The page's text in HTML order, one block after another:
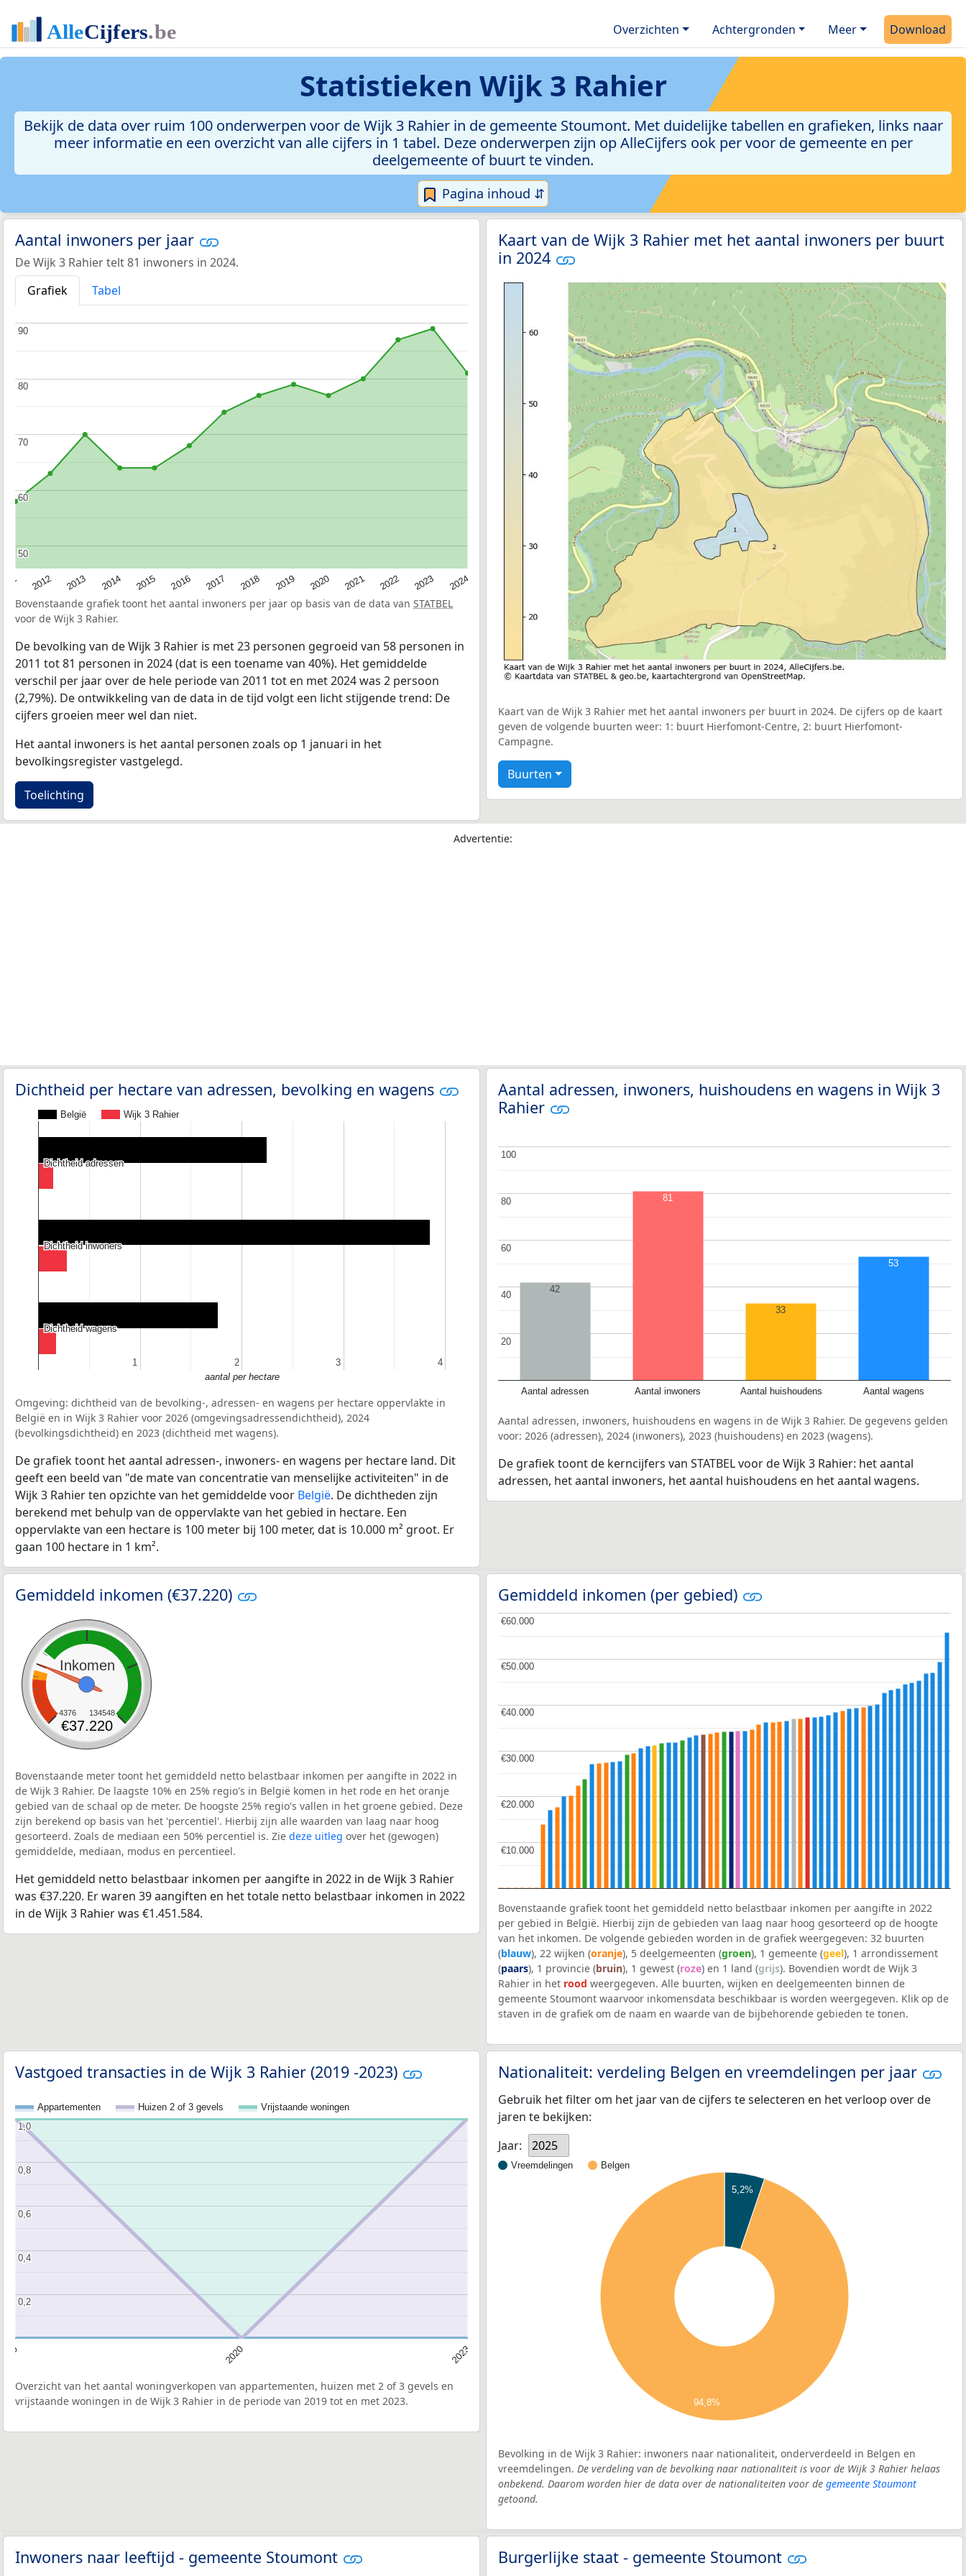
Overzichten Achtergronden Meer Download
Statistieken Wijk 3 Rahier
Bekijk de data over ruim 100 onderwerpen voor de Wijk 3 Rahier in de gemeente Stoumont. Met duidelijke tabellen en grafieken, links naar
meer informatie en een overzicht van alle cijfers in 1 tabel. Deze onderwerpen zijn op AlleCijfers ook per voor de gemeente en per
deelgemeente of buurt te vinden.
Pagina inhoud ⇵
Aantal inwoners per jaar
De Wijk 3 Rahier telt 81 inwoners in 2024.
Grafiek
Tabel
2012 2013 2014 2015 2016 2017 2018 2019 2020 2021 2022 2023 2024
50
50
60
60
70
70
80
80
90
90
Bovenstaande grafiek toont het aantal inwoners per jaar op basis van de data van STATBEL
voor de Wijk 3 Rahier.
De bevolking van de Wijk 3 Rahier is met 23 personen gegroeid van 58 personen in
2011 tot 81 personen in 2024 (dat is een toename van 40%). Het gemiddelde
verschil per jaar over de hele periode van 2011 tot en met 2024 was 2 persoon
(2,79%). De ontwikkeling van de data in de tijd volgt een licht stijgende trend: De
cijfers groeien meer wel dan niet.
Het aantal inwoners is het aantal personen zoals op 1 januari in het
bevolkingsregister vastgelegd.
Toelichting
Kaart van de Wijk 3 Rahier met het aantal inwoners per buurt
in 2024
Kaart van de Wijk 3 Rahier met het aantal inwoners per buurt in 2024. De cijfers op de kaart
geven de volgende buurten weer: 1: buurt Hierfomont-Centre, 2: buurt Hierfomont-
Campagne.
Buurten
Advertentie:
Dichtheid per hectare van adressen, bevolking en wagens
België Wijk 3 Rahier
11 2
2 3
3 4
4
Dichtheid adressen
Dichtheid adressen
Dichtheid inwoners
Dichtheid inwoners
Dichtheid wagens
Dichtheid wagens
aantal per hectare
Omgeving: dichtheid van de bevolking-, adressen- en wagens per hectare oppervlakte in
België en in Wijk 3 Rahier voor 2026 (omgevingsadressendichtheid), 2024
(bevolkingsdichtheid) en 2023 (dichtheid met wagens).
De grafiek toont het aantal adressen-, inwoners- en wagens per hectare land. Dit
geeft een beeld van "de mate van concentratie van menselijke activiteiten" in de
Wijk 3 Rahier ten opzichte van het gemiddelde voor België. De dichtheden zijn
berekend met behulp van de oppervlakte van het gebied in hectare. Een
oppervlakte van een hectare is 100 meter bij 100 meter, dat is 10.000 m² groot. Er
gaan 100 hectare in 1 km².
Aantal adressen, inwoners, huishoudens en wagens in Wijk 3
Rahier
Aantal adressen Aantal inwoners Aantal huishoudens Aantal wagens
20
20
40
40
60
60
80
80
100
100
42
81
33
53
Aantal adressen, inwoners, huishoudens en wagens in de Wijk 3 Rahier. De gegevens gelden
voor: 2026 (adressen), 2024 (inwoners), 2023 (huishoudens) en 2023 (wagens).
De grafiek toont de kerncijfers van STATBEL voor de Wijk 3 Rahier: het aantal
adressen, het aantal inwoners, het aantal huishoudens en het aantal wagens.
Gemiddeld inkomen (€37.220)
Inkomen
4376 134548
€37.220
Bovenstaande meter toont het gemiddeld netto belastbaar inkomen per aangifte in 2022 in
de Wijk 3 Rahier. De laagste 10% en 25% regio's in België komen in het rode en het oranje
gebied van de schaal op de meter. De hoogste 25% regio's vallen in het groene gebied. Deze
zijn berekend op basis van het 'percentiel'. Hierbij zijn alle waarden van laag naar hoog
gesorteerd. Zoals de mediaan een 50% percentiel is. Zie deze uitleg over het (gewogen)
gemiddelde, mediaan, modus en percentieel.
Het gemiddeld netto belastbaar inkomen per aangifte in 2022 in de Wijk 3 Rahier
was €37.220. Er waren 39 aangiften en het totale netto belastbaar inkomen in 2022
in de Wijk 3 Rahier was €1.451.584.
Gemiddeld inkomen (per gebied)
€10.000
€10.000
€20.000
€20.000
€30.000
€30.000
€40.000
€40.000
€50.000
€50.000
€60.000
€60.000
Bovenstaande grafiek toont het gemiddeld netto belastbaar inkomen per aangifte in 2022
per gebied in België. Hierbij zijn de gebieden van laag naar hoog gesorteerd op de hoogte
van het inkomen. De volgende gebieden worden in de grafiek weergegeven: 32 buurten
(blauw), 22 wijken (oranje), 5 deelgemeenten (groen), 1 gemeente (geel), 1 arrondissement
(paars), 1 provincie (bruin), 1 gewest (roze) en 1 land (grijs). Bovendien wordt de Wijk 3
Rahier in het rood weergegeven. Alle buurten, wijken en deelgemeenten binnen de
gemeente Stoumont waarvoor inkomensdata beschikbaar is worden weergegeven. Klik op de
staven in de grafiek om de naam en waarde van de bijbehorende gebieden te tonen.
Vastgoed transacties in de Wijk 3 Rahier (2019 -2023)
Appartementen Huizen 2 of 3 gevels Vrijstaande woningen
2020 2023
0,2
0,2
0,4
0,4
0,6
0,6
0,8
0,8
1,0
1,0
Overzicht van het aantal woningverkopen van appartementen, huizen met 2 of 3 gevels en
vrijstaande woningen in de Wijk 3 Rahier in de periode van 2019 tot en met 2023.
Nationaliteit: verdeling Belgen en vreemdelingen per jaar
Gebruik het filter om het jaar van de cijfers te selecteren en het verloop over de
jaren te bekijken:
Jaar:
2025
Vreemdelingen Belgen
5,2%
94,8%
Bevolking in de Wijk 3 Rahier: inwoners naar nationaliteit, onderverdeeld in Belgen en
vreemdelingen. De verdeling van de bevolking naar nationaliteit is voor de Wijk 3 Rahier helaas
onbekend. Daarom worden hier de data over de nationaliteiten voor de gemeente Stoumont
getoond.
Inwoners naar leeftijd - gemeente Stoumont Burgerlijke staat - gemeente Stoumont